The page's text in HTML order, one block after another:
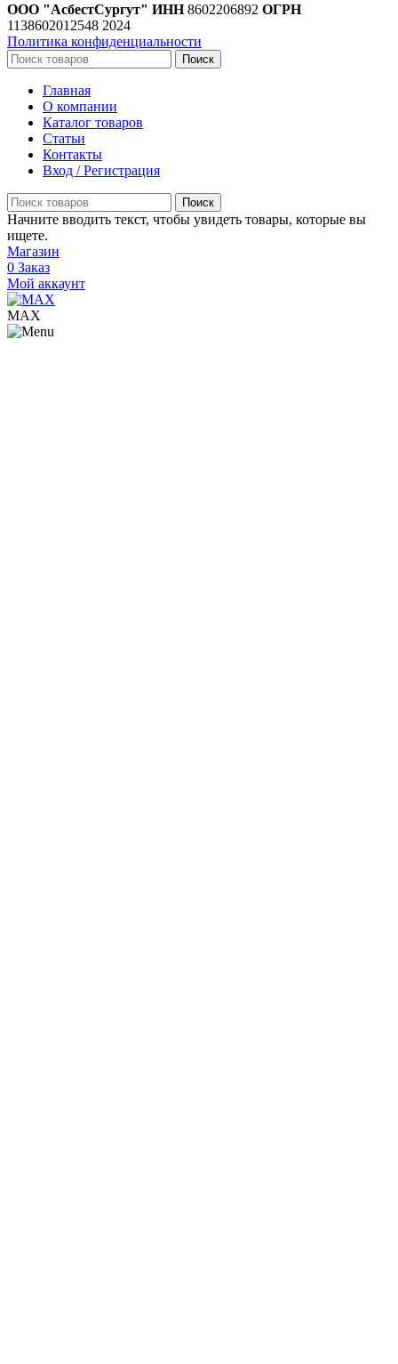
ООО "АсбестСургут" ИНН8602206892 ОГРН
1138602012548 2024
Политика конфиденциальности
Поиск
Главная
О компании
Каталог товаров
Статьи
Контакты
Вход / Регистрация
Поиск
Начните вводить текст, чтобы увидеть товары, которые вы
ищете.
Магазин
0 Заказ
Мой аккаунт
МАХ